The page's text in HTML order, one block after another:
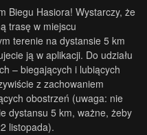
Biegu Hasiora! Wystarczy, że
trasę w miejscu
terenie na dystansie 5 km
ją w aplikacji. Do udziału
– biegających i lubiących
z zachowaniem
obostrzeń (uwaga: nie
dystansu 5 km, ważne, żeby
listopada).